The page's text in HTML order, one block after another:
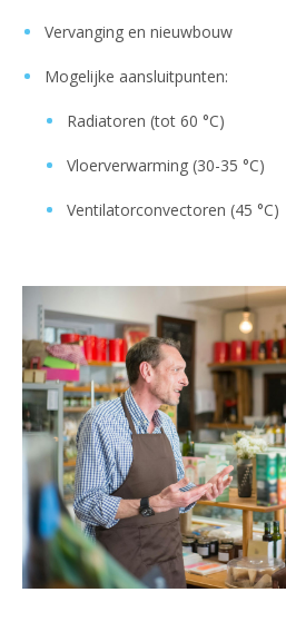
Vervanging en nieuwbouw
Mogelijke aansluitpunten:
Radiatoren (tot 60 °C)
Vloerverwarming (30-35 °C)
Ventilatorconvectoren (45 °C)